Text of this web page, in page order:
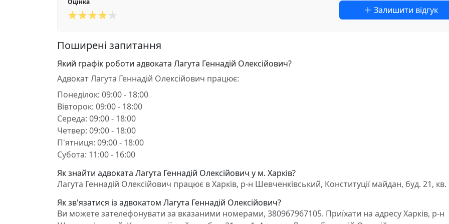
Оцінка
Залишити відгук
Поширені запитання
Який графік роботи адвоката Лагута Геннадій Олексійович?
Адвокат Лагута Геннадій Олексійович працює:
Понеділок: 09:00 - 18:00
Вівторок: 09:00 - 18:00
Середа: 09:00 - 18:00
Четвер: 09:00 - 18:00
П'ятниця: 09:00 - 18:00
Субота: 11:00 - 16:00
Як знайти адвоката Лагута Геннадій Олексійович у м. Харків?
Лагута Геннадій Олексійович працює в Харків, р-н Шевченківський, Конституції майдан, буд. 21, кв.
Як зв'язатися із адвокатом Лагута Геннадій Олексійович?
Ви можете зателефонувати за вказаними номерами, 380967967105. Приїхати на адресу Харків, р-н